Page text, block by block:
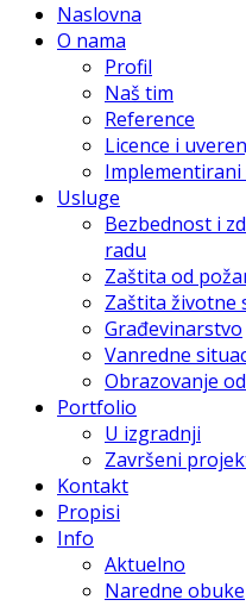
Naslovna
O nama
Profil
Naš tim
Reference
Licence i
Implementirani
Usluge
Bezbednost i
radu
Zaštita od
Zaštita životne
Građevinarstvo
Vanredne
Obrazovanje
Portfolio
U izgradnji
Završeni
Kontakt
Propisi
Info
Aktuelno
Naredne obuke